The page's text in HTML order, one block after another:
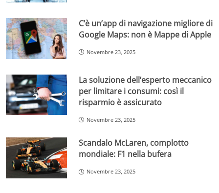
C’è un’app di navigazione migliore di
Google Maps: non è Mappe di Apple
Novembre 23, 2025
La soluzione dell’esperto meccanico
per limitare i consumi: così il
risparmio è assicurato
Novembre 23, 2025
Scandalo McLaren, complotto
mondiale: F1 nella bufera
Novembre 23, 2025